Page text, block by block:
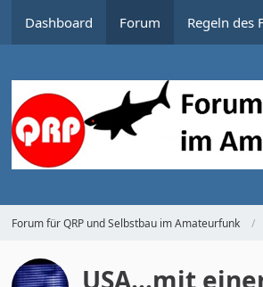
Dashboard Forum Regeln des
Forum für QRP und Selbstbau im Amateurfunk
USA...mit